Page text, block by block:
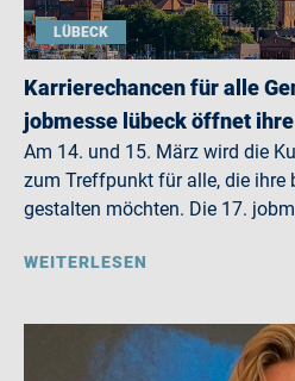
LÜBECK
Karrierechancen für alle
jobmesse lübeck öffnet
Am 14. und 15. März wird die
zum Treffpunkt für alle, die
gestalten möchten. Die 17.
WEITERLESEN